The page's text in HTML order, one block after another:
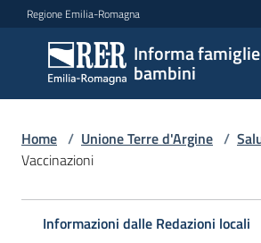
Vai al contenuto
Vai alla navigazione
Vai al footer
Regione Emilia-Romagna
Informa
bambini
Informa
famiglie
e
bambini
Argomenti
Home / Unione Terre d'Argine /
Vaccinazioni
Informazioni dalle Redazioni locali